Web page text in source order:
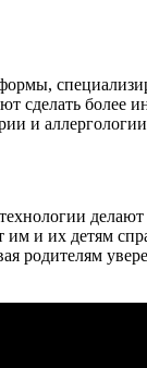
сделать более
и
и их детям
родителям